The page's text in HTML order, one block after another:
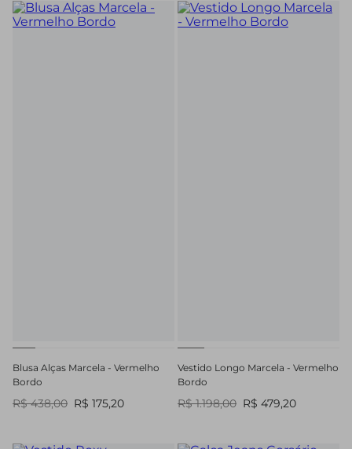
Blusa Alças Marcela - Vermelho
Bordo
R$ 438,00 R$ 175,20
Vestido Longo Marcela - Vermelho
Bordo
R$ 1.198,00 R$ 479,20